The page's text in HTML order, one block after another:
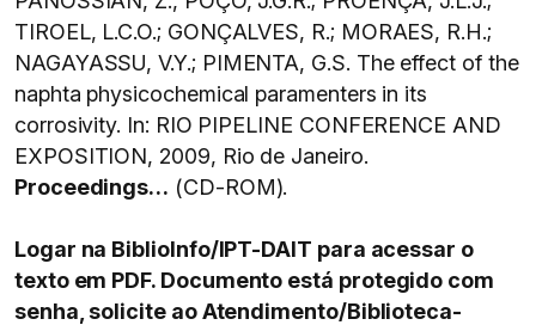
TIROEL, L.C.O.; GONÇALVES, R.; MORAES, R.H.;
NAGAYASSU, V.Y.; PIMENTA, G.S. The effect of the
naphta physicochemical paramenters in its
corrosivity. In: RIO PIPELINE CONFERENCE AND
EXPOSITION, 2009, Rio de Janeiro.
Proceedings… (CD-ROM).
Logar na BiblioInfo/IPT-DAIT para acessar o
texto em PDF. Documento está protegido com
senha, solicite ao Atendimento/Biblioteca-